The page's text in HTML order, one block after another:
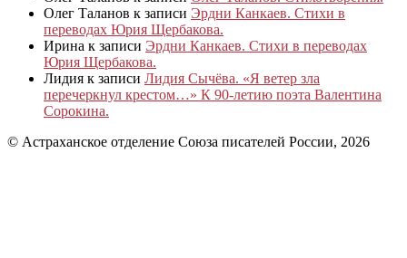
Олег Таланов к записи Эрдни Канкаев. Стихи в
переводах Юрия Щербакова.
Ирина к записи Эрдни Канкаев. Стихи в переводах
Юрия Щербакова.
Лидия к записи Лидия Сычёва. «Я ветер зла
перечеркнул крестом…» К 90-летию поэта Валентина
Сорокина.
© Астраханское отделение Союза писателей России, 2026